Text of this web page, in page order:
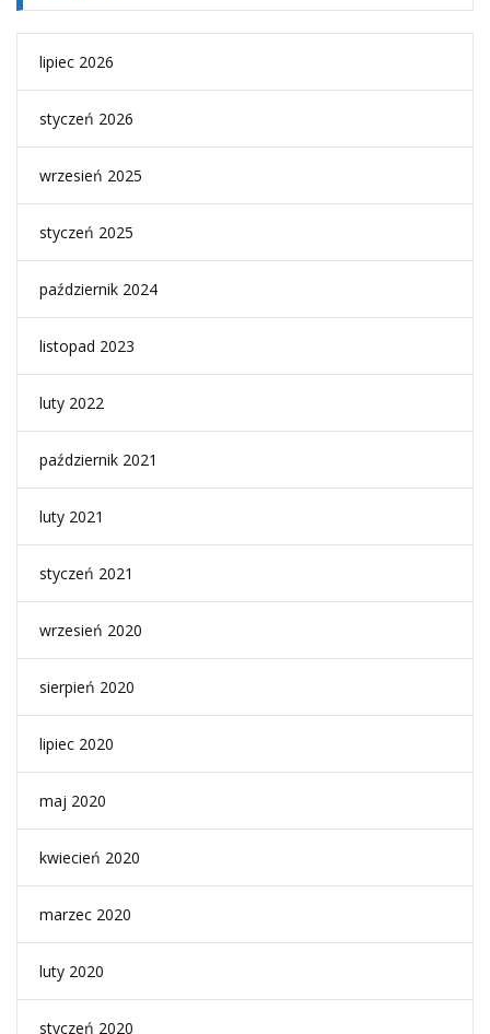
lipiec 2026
styczeń 2026
wrzesień 2025
styczeń 2025
październik 2024
listopad 2023
luty 2022
październik 2021
luty 2021
styczeń 2021
wrzesień 2020
sierpień 2020
lipiec 2020
maj 2020
kwiecień 2020
marzec 2020
luty 2020
styczeń 2020